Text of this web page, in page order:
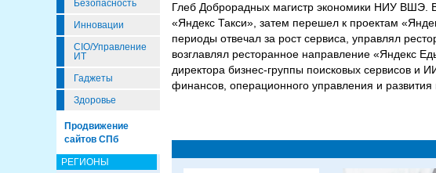
Безопасность
Инновации
CIO/Управление
ИТ
Гаджеты
Здоровье
Продвижение
сайтов СПб
РЕГИОНЫ
Глеб Доброрадных магистр экономики НИУ ВШЭ.
«Яндекс Такси», затем перешел к проектам
периоды отвечал за рост сервиса, управлял
возглавлял ресторанное направление «Яндекс
директора бизнес-группы поисковых сервисов и
финансов, операционного управления и развития